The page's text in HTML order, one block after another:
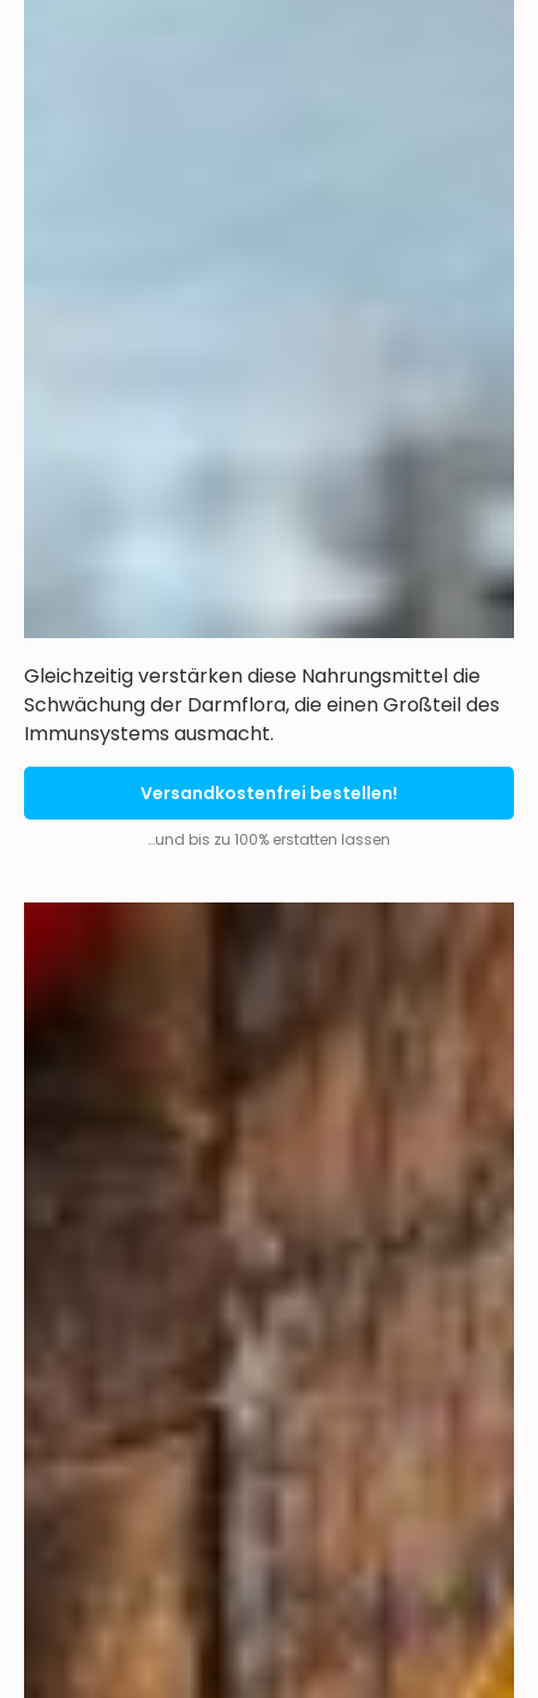
Gleichzeitig verstärken diese Nahrungsmittel die
Schwächung der Darmflora, die einen Großteil des
Immunsystems ausmacht.
Versandkostenfrei bestellen!
…und bis zu 100% erstatten lassen